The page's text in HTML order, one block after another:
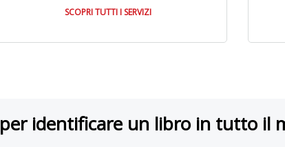
SCOPRI TUTTI I SERVIZI
identificare un libro in tutto il